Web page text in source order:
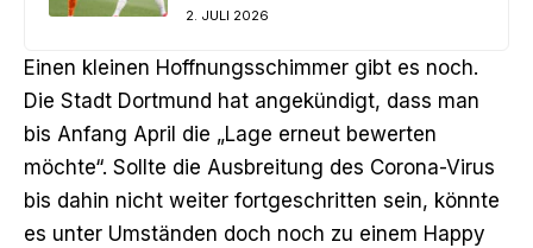
2. JULI 2026
Einen kleinen Hoffnungsschimmer gibt es noch.
Die Stadt Dortmund hat angekündigt, dass man
bis Anfang April die „Lage erneut bewerten
möchte“. Sollte die Ausbreitung des Corona-Virus
bis dahin nicht weiter fortgeschritten sein, könnte
es unter Umständen doch noch zu einem Happy